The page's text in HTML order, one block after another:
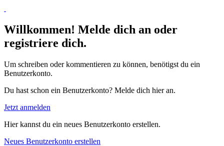
Willkommen! Melde dich an oder
registriere dich.
Um schreiben oder kommentieren zu können, benötigst du ein
Benutzerkonto.
Du hast schon ein Benutzerkonto? Melde dich hier an.
Jetzt anmelden
Hier kannst du ein neues Benutzerkonto erstellen.
Neues Benutzerkonto erstellen